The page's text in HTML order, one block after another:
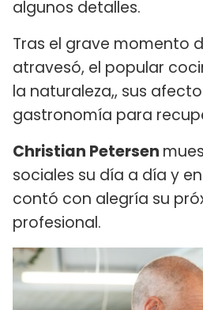
algunos detalles.
Tras el grave momento
atravesó, el popular
la naturaleza,, sus
gastronomía para
Christian Petersen
sociales su día a día y
contó con alegría su
profesional.